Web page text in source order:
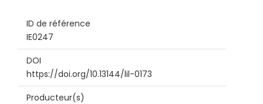
ID de référence
IE0247
DOI
https://doi.org/10.13144/lil-0173
Producteur(s)